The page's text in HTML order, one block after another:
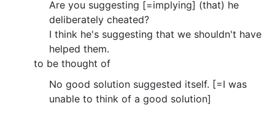
Are you suggesting [=implying] (that) he
deliberately cheated?
I think he's suggesting that we shouldn't have
helped them.
to be thought of
No good solution suggested itself. [=I was
unable to think of a good solution]